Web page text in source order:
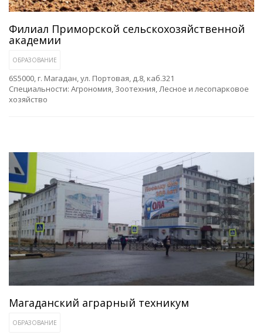
Филиал Приморской сельскохозяйственной
академии
ОБРАЗОВАНИЕ
6S5000, г. Магадан, ул. Портовая, д.8, каб.321
Специальности: Агрономия, Зоотехния, Лесное и лесопарковое
хозяйство
Магаданский аграрный техникум
ОБРАЗОВАНИЕ